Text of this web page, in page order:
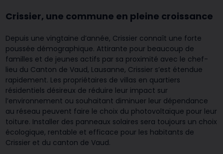
Crissier, une commune en pleine croissance
Depuis une vingtaine d’année, Crissier connaît une forte
poussée démographique. Attirante pour beaucoup de
familles et de jeunes actifs par sa proximité avec le chef-
lieu du Canton de Vaud, Lausanne, Crissier s’est étendue
rapidement. Les propriétaires de villas en quartiers
résidentiels désireux de réduire leur impact sur
l’environnement ou souhaitant diminuer leur dépendance
au réseau peuvent faire le choix du photovoltaïque pour leur
toiture. Installer des panneaux solaires sera toujours un choix
écologique, rentable et efficace pour les habitants de
Crissier et du canton de Vaud.